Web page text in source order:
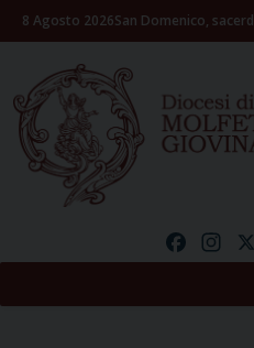
Skip8 Agosto 2026San Domenico,